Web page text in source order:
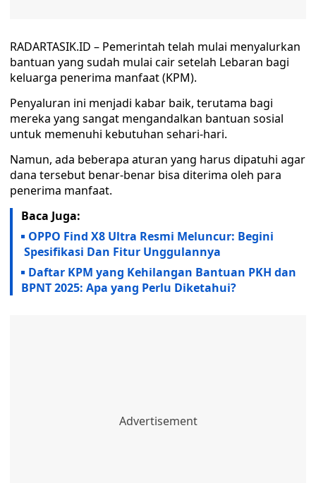
RADARTASIK.ID – Pemerintah telah mulai menyalurkan
bantuan yang sudah mulai cair setelah Lebaran bagi
keluarga penerima manfaat (KPM).
Penyaluran ini menjadi kabar baik, terutama bagi
mereka yang sangat mengandalkan bantuan sosial
untuk memenuhi kebutuhan sehari-hari.
Namun, ada beberapa aturan yang harus dipatuhi agar
dana tersebut benar-benar bisa diterima oleh para
penerima manfaat.
Baca Juga:
OPPO Find X8 Ultra Resmi Meluncur: Begini
Spesifikasi Dan Fitur Unggulannya
Daftar KPM yang Kehilangan Bantuan PKH dan
BPNT 2025: Apa yang Perlu Diketahui?